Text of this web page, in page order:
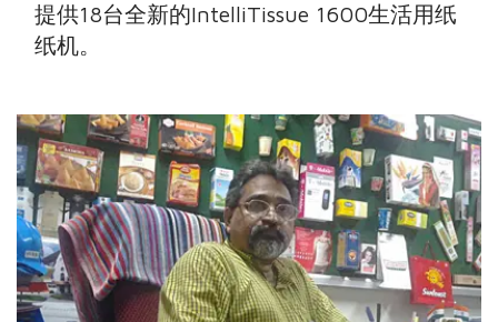
提供18台全新的IntelliTissue 1600生活用纸
纸机。